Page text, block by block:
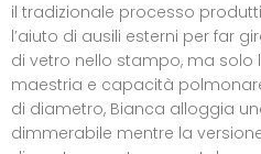
il tradizionale processo
l’aiuto di ausili esterni per far
di vetro nello stampo, ma solo
maestria e capacità
di diametro, Bianca alloggia
dimmerabile mentre la